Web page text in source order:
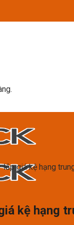
giá kệ hạng
kệ hạng